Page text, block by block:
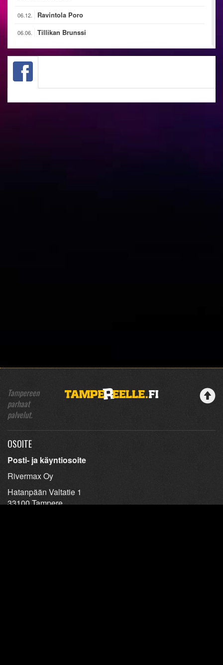
06.12. Ravintola Poro
06.06. Tillikan Brunssi
Tampereen
parhaat
palvelut.
OSOITE
Posti- ja käyntiosoite
Rivermax Oy
Hatanpään Valtatie 1
33100 Tampere